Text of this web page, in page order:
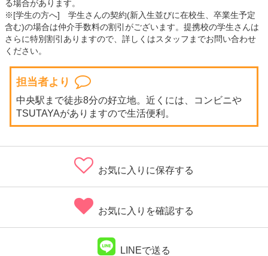
る場合があります。
※[学生の方へ] 学生さんの契約(新入生並びに在校生、卒業生予定
含む)の場合は仲介手数料の割引がございます。提携校の学生さんは
さらに特別割引ありますので、詳しくはスタッフまでお問い合わせ
ください。
担当者より
中央駅まで徒歩8分の好立地。近くには、コンビニや
TSUTAYAがありますので生活便利。
お気に入りに保存する
お気に入りを確認する
LINEで送る